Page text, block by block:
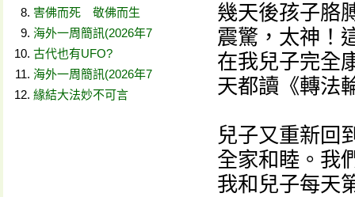
害佛而死 敬佛而生
海外一周簡訊(2026年7
古代也有UFO?
海外一周簡訊(2026年7
緣結大法妙不可言
幾天後孩子胳
震驚，太神！
在我兒子完全
天都讀《轉法
兒子又重新回
全家和睦。我
我和兒子每天